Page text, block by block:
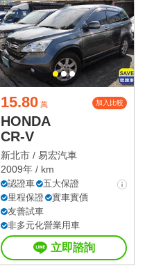
15.80 萬 加入比較
HONDA
CR-V
新北市 / 易宏汽車
2009年 / km
認證車
五大保證
里程保證
實車實價
友善試車
非多元化營業用車
立即諮詢